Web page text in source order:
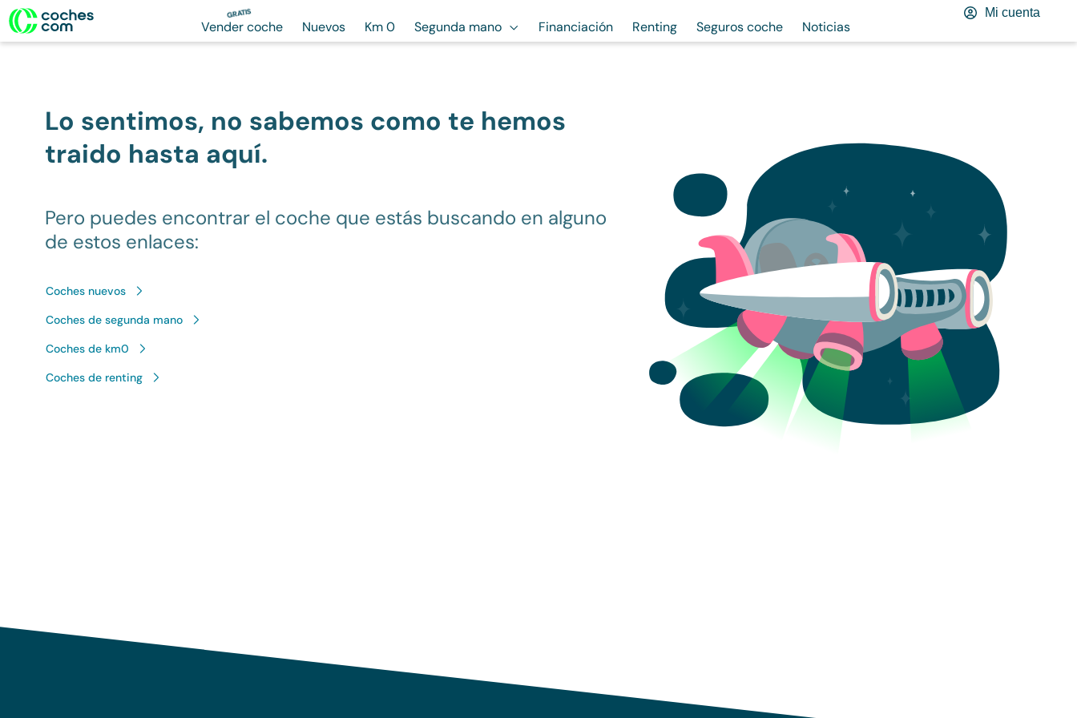
GRATIS
Vender coche Nuevos Km 0 Segunda mano Financiación Renting Seguros coche Noticias
Mi cuenta
Lo sentimos, no sabemos como te hemos
traido hasta aquí.
Pero puedes encontrar el coche que estás buscando en alguno
de estos enlaces:
Coches nuevos
Coches de segunda mano
Coches de km0
Coches de renting